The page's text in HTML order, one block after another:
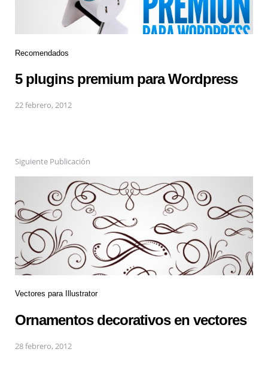
Recomendados
5 plugins premium para Wordpress
22 febrero, 2012
Siguiente Publicación
Vectores para Illustrator
Ornamentos decorativos en vectores
28 febrero, 2012